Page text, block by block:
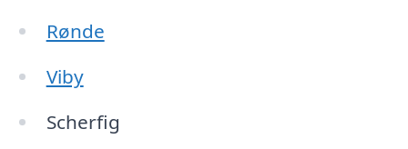
Rønde
Viby
Scherfig